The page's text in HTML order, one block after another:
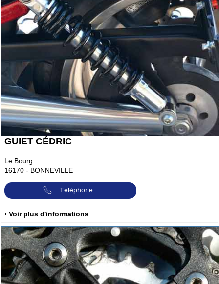
GUIET CÉDRIC
Le Bourg
16170 - BONNEVILLE
Téléphone
› Voir plus d'informations